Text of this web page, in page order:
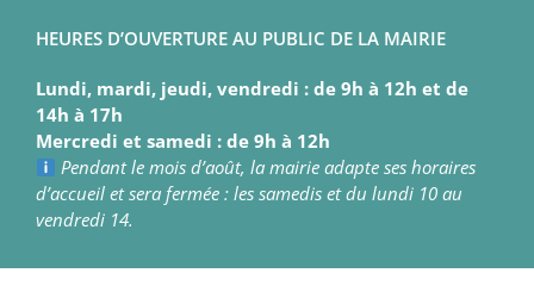
HEURES D’OUVERTURE AU PUBLIC DE LA MAIRIE
Lundi, mardi, jeudi, vendredi : de 9h à 12h et de
14h à 17h
Mercredi et samedi : de 9h à 12h
Pendant le mois d’août, la mairie adapte ses horaires
d’accueil et sera fermée : les samedis et du lundi 10 au
vendredi 14.